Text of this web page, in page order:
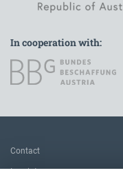
In cooperation with:
Contact
Imprint